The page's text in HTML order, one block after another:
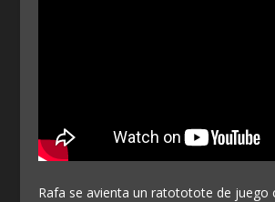
Rafa se avienta un ratototote de juego